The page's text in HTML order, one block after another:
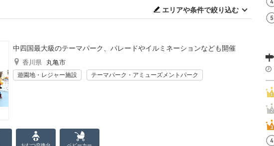
エリアや条件で絞り込む
中四国最大級のテーマパーク、パレードやイルミネーションなども開催
香川県 丸亀市
遊園地・レジャー施設 テーマパーク・アミューズメントパーク